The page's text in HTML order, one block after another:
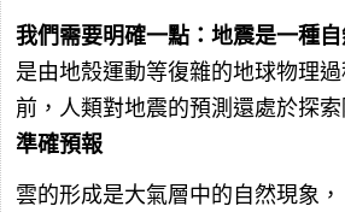
我們需要明確一點：地震是一種
是由地殼運動等復雜的地球物理
前，人類對地震的預測還處於探索
準確預報
雲的形成是大氣層中的自然現象，